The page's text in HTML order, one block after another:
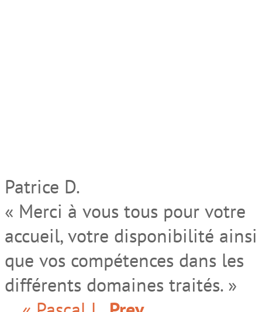
Patrice D.
« Merci à vous tous pour votre
accueil, votre disponibilité ainsi
que vos compétences dans les
différents domaines traités. »